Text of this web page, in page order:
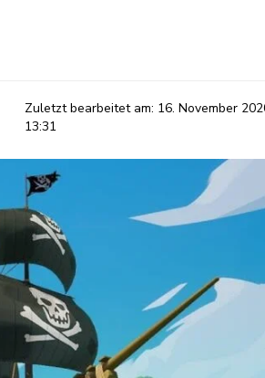
Zuletzt bearbeitet am: 16. November
13:31